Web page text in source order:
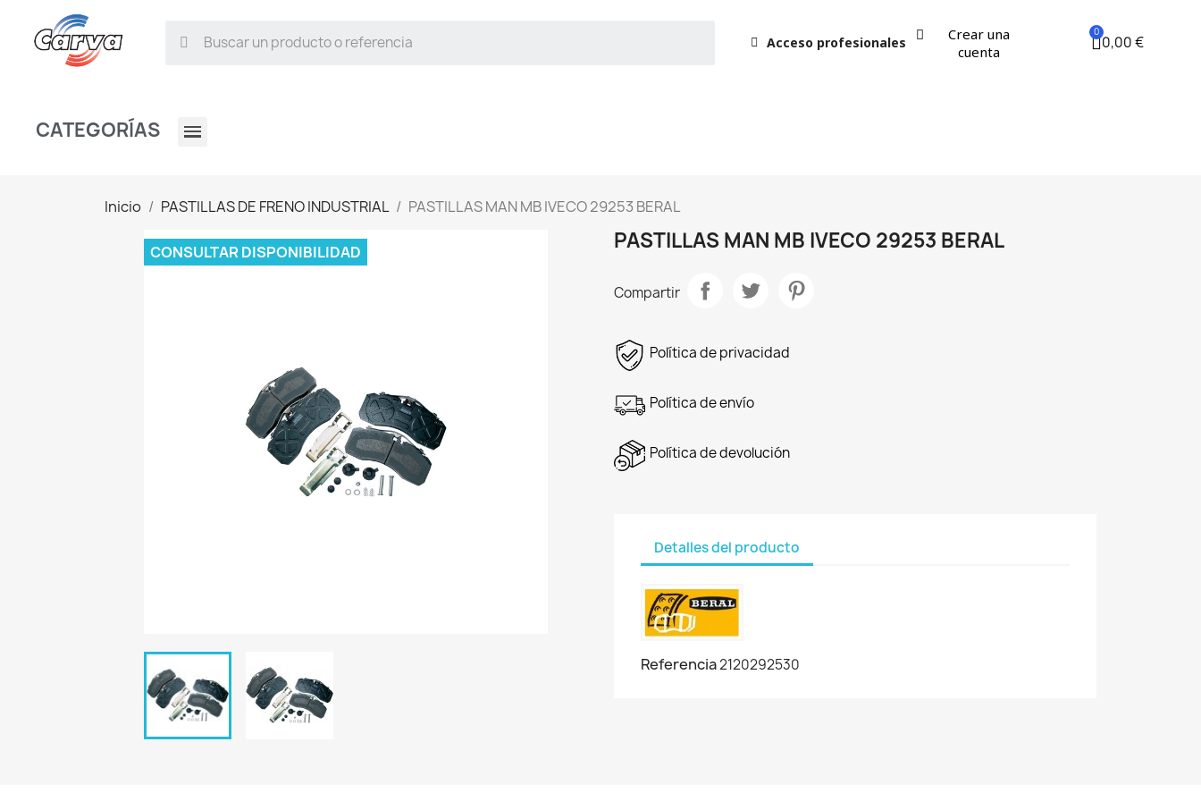
Acceso profesionales
Crear una
cuenta
0,00 €
CATEGORÍAS
Inicio PASTILLAS DE FRENO INDUSTRIAL PASTILLAS MAN MB IVECO 29253 BERAL
CONSULTAR DISPONIBILIDAD PASTILLAS MAN MB IVECO 29253 BERAL
Compartir
Política de privacidad
Política de envío
Política de devolución
Detalles del producto
Referencia2120292530